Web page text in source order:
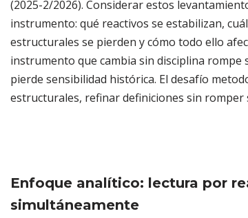
(2025-2/2026). Considerar estos
instrumento: qué reactivos se estabilizan,
estructurales se pierden y cómo todo ello
instrumento que cambia sin disciplina rompe
pierde sensibilidad histórica. El desafío
estructurales, refinar definiciones sin romper
Enfoque analítico: lectura por
simultáneamente